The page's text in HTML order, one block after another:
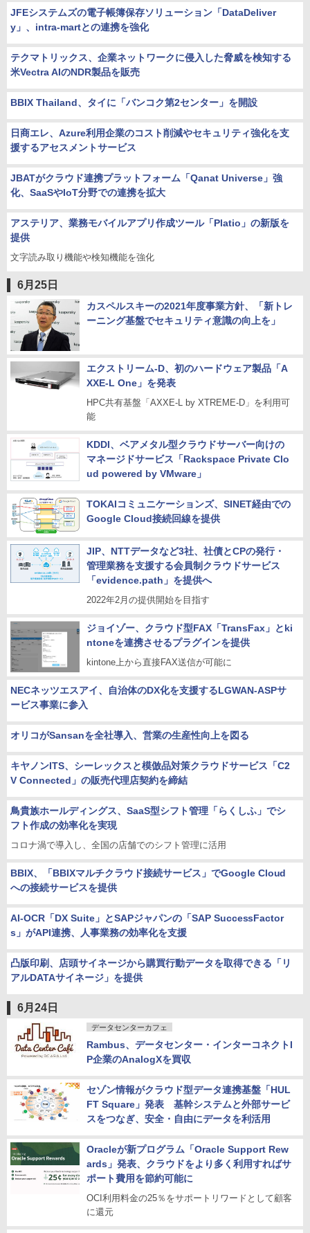
JFEシステムズの電子帳簿保存ソリューション「DataDeliver
y」、intra-martとの連携を強化
テクマトリックス、企業ネットワークに侵入した脅威を検知する
米Vectra AIのNDR製品を販売
BBIX Thailand、タイに「バンコク第2センター」を開設
日商エレ、Azure利用企業のコスト削減やセキュリティ強化を支
援するアセスメントサービス
JBATがクラウド連携プラットフォーム「Qanat Universe」強
化、SaaSやIoT分野での連携を拡大
アステリア、業務モバイルアプリ作成ツール「Platio」の新版を
提供
文字読み取り機能や検知機能を強化
6月25日
カスペルスキーの2021年度事業方針、「新トレ
ーニング基盤でセキュリティ意識の向上を」
エクストリーム-D、初のハードウェア製品「A
XXE-L One」を発表
HPC共有基盤「AXXE-L by XTREME-D」を利用可
能
KDDI、ベアメタル型クラウドサーバー向けの
マネージドサービス「Rackspace Private Clo
ud powered by VMware」
TOKAIコミュニケーションズ、SINET経由での
Google Cloud接続回線を提供
JIP、NTTデータなど3社、社債とCPの発行・
管理業務を支援する会員制クラウドサービス
「evidence.path」を提供へ
2022年2月の提供開始を目指す
ジョイゾー、クラウド型FAX「TransFax」とki
ntoneを連携させるプラグインを提供
kintone上から直接FAX送信が可能に
NECネッツエスアイ、自治体のDX化を支援するLGWAN-ASPサ
ービス事業に参入
オリコがSansanを全社導入、営業の生産性向上を図る
キヤノンITS、シーレックスと模倣品対策クラウドサービス「C2
V Connected」の販売代理店契約を締結
鳥貴族ホールディングス、SaaS型シフト管理「らくしふ」でシ
フト作成の効率化を実現
コロナ渦で導入し、全国の店舗でのシフト管理に活用
BBIX、「BBIXマルチクラウド接続サービス」でGoogle Cloud
への接続サービスを提供
AI-OCR「DX Suite」とSAPジャパンの「SAP SuccessFactor
s」がAPI連携、人事業務の効率化を支援
凸版印刷、店頭サイネージから購買行動データを取得できる「リ
アルDATAサイネージ」を提供
6月24日
データセンターカフェ
Rambus、データセンター・インターコネクトI
P企業のAnalogXを買収
セゾン情報がクラウド型データ連携基盤「HUL
FT Square」発表 基幹システムと外部サービ
スをつなぎ、安全・自由にデータを利活用
Oracleが新プログラム「Oracle Support Rew
ards」発表、クラウドをより多く利用すればサ
ポート費用を節約可能に
OCI利用料金の25％をサポートリワードとして顧客
に還元